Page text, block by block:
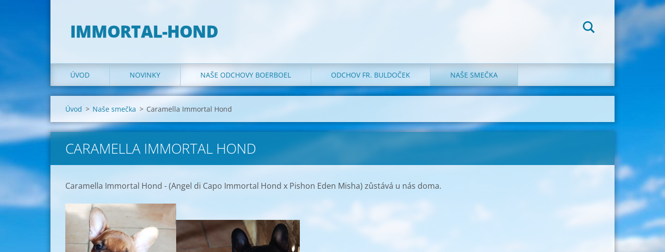
IMMORTAL-HOND
ÚVOD NOVINKY NAŠE ODCHOVY BOERBOEL ODCHOV FR. BULDOČEK NAŠE SMEČKA
Úvod > Naše smečka > Caramella Immortal Hond
CARAMELLA IMMORTAL HOND
Caramella Immortal Hond - (Angel di Capo Immortal Hond x Pishon Eden Misha) zůstává u nás doma.